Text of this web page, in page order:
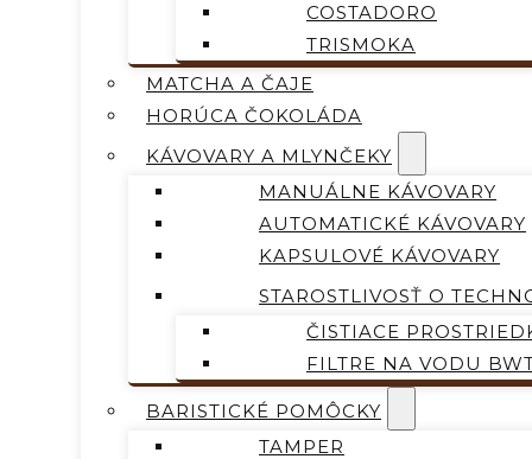
COSTADORO
TRISMOKA
MATCHA A ČAJE
HORÚCA ČOKOLÁDA
KÁVOVARY A MLYNČEKY
MANUÁLNE KÁVOVARY
AUTOMATICKÉ KÁVOVARY
KAPSULOVÉ KÁVOVARY
STAROSTLIVOSŤ O
ČISTIACE
FILTRE NA VODU
BARISTICKÉ POMÔCKY
TAMPER